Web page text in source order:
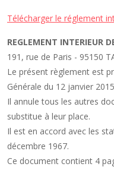
Télécharger le réglement
REGLEMENT INTERIEUR
191, rue de Paris - 95150
Le présent règlement est
Générale du 12 janvier
Il annule tous les autres
substitue à leur place.
Il est en accord avec les
décembre 1967.
Ce document contient 4